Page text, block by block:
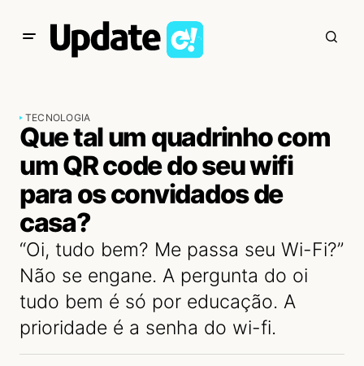
TECNOLOGIA
Que tal um quadrinho com
um QR code do seu wifi
para os convidados de
casa?
“Oi, tudo bem? Me passa seu Wi-Fi?”
Não se engane. A pergunta do oi
tudo bem é só por educação. A
prioridade é a senha do wi-fi.